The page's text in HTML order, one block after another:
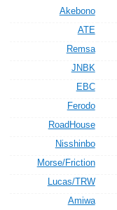
Akebono
ATE
Remsa
JNBK
EBC
Ferodo
RoadHouse
Nisshinbo
Morse/Friction
Lucas/TRW
Amiwa